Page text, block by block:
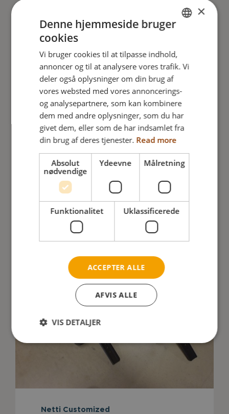
Netti Customized
Benstøtter
Netti Customized
DANISH
GERMAN
NORWEGIAN
×
Denne hjemmeside bruger
cookies
Vi bruger cookies til at tilpasse indhold,
annoncer og til at analysere vores trafik. Vi
deler også oplysninger om din brug af
vores websted med vores annoncerings-
og analysepartnere, som kan kombinere
dem med andre oplysninger, som du har
givet dem, eller som de har indsamlet fra
din brug af deres tjenester. Read more
Absolut
nødvendige
Ydeevne Målretning
Funktionalitet Uklassificerede
ACCEPTER ALLE
AFVIS ALLE
VIS DETALJER